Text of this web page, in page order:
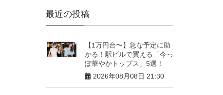
最近の投稿
【1万円台〜】急な予定に助
かる！駅ビルで買える「今っ
ぽ華やかトップス」5選！
2026年08月08日 21:30